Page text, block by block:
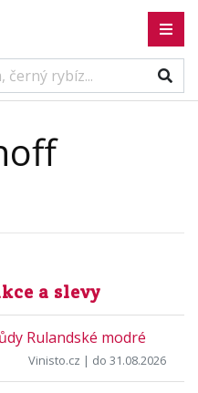
a slevy
Rulandské modré
Vinisto.cz | do 31.08.2026